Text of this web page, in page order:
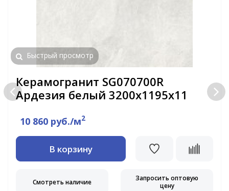
Быстрый просмотр
Керамогранит SG070700R
Ардезия белый 3200х1195х11
10 860 руб./м2
В корзину
Смотреть наличие
Запросить оптовую
цену